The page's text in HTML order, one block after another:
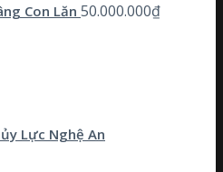
Con Lăn 50.000.000₫
Lực Nghệ An